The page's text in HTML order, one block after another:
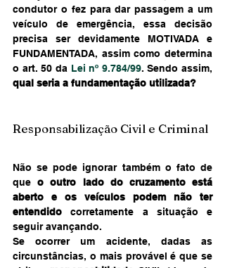
condutor o fez para dar passagem a um
veículo de emergência, essa decisão
precisa ser devidamente MOTIVADA e
FUNDAMENTADA, assim como determina
o art. 50 da Lei nº 9.784/99
qual seria a fundamentação utilizada?
Responsabilização Civil e Criminal
Não se pode ignorar também o fato de
que o outro lado do cruzamento está
aberto e os veículos podem não ter
entendido corretamente a situação e
seguir avançando.
Se ocorrer um acidente, dadas as
circunstâncias, o mais provável é que se